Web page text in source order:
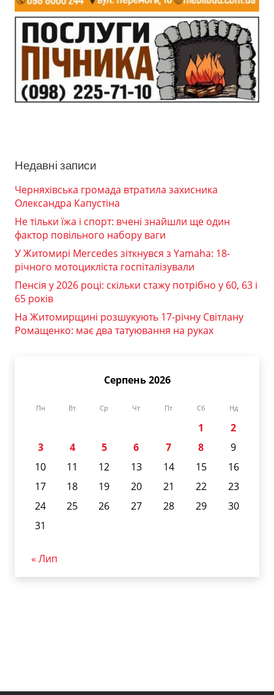
Недавні записи
Черняхівська громада втратила захисника
Олександра Капустіна
Не тільки їжа і спорт: вчені знайшли ще один
фактор повільного набору ваги
У Житомирі Mercedes зіткнувся з Yamaha: 18-
річного мотоцикліста госпіталізували
Пенсія у 2026 році: скільки стажу потрібно у 60, 63 і
65 років
На Житомирщині розшукують 17-річну Світлану
Ромащенко: має два татуювання на руках
Серпень 2026
Пн Вт Ср Чт Пт Сб Нд
1
2
3
4 5 6 7 8
9
10
11 12 13 14 15
16
17
18 19 20 21 22
23
24
25 26 27 28 29
30
31
« Лип